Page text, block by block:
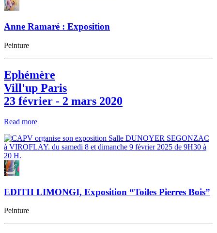
Anne Ramaré : Exposition
Peinture
Ephémère
Vill'up Paris
23 février - 2 mars 2020
Read more
EDITH LIMONGI, Exposition “Toiles Pierres Bois”
Peinture